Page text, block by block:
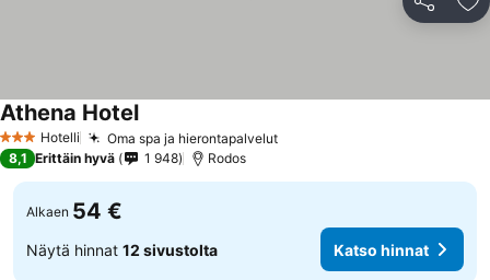
Jaa
3 Tähtiluokitus
Hotelli Oma spa ja hierontapalvelut
Athena Hotel
8,1 Erittäin hyvä 1 948 Rodos
Alkaen 54 €
Näytä hinnat 12 sivustolta Katso hinnat